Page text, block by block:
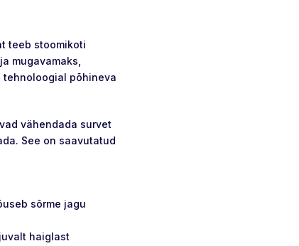
teeb stoomikoti
mugavamaks,
põhineva
vähendada survet
See on saavutatud
sõrme jagu
haiglast